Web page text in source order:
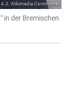
4.0, Wikimedia Commons
in der Bremischen